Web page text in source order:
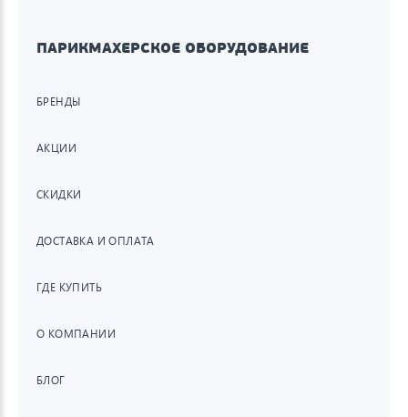
ПАРИКМАХЕРСКОЕ ОБОРУДОВАНИЕ
БРЕНДЫ
АКЦИИ
СКИДКИ
ДОСТАВКА И ОПЛАТА
ГДЕ КУПИТЬ
О КОМПАНИИ
БЛОГ